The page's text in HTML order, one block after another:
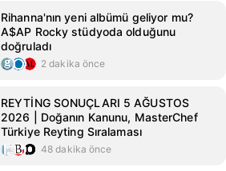
Rihanna'nın yeni albümü geliyor mu?
A$AP Rocky stüdyoda olduğunu
doğruladı
2 dakika önce
REYTİNG SONUÇLARI 5 AĞUSTOS
2026 | Doğanın Kanunu, MasterChef
Türkiye Reyting Sıralaması
48 dakika önce